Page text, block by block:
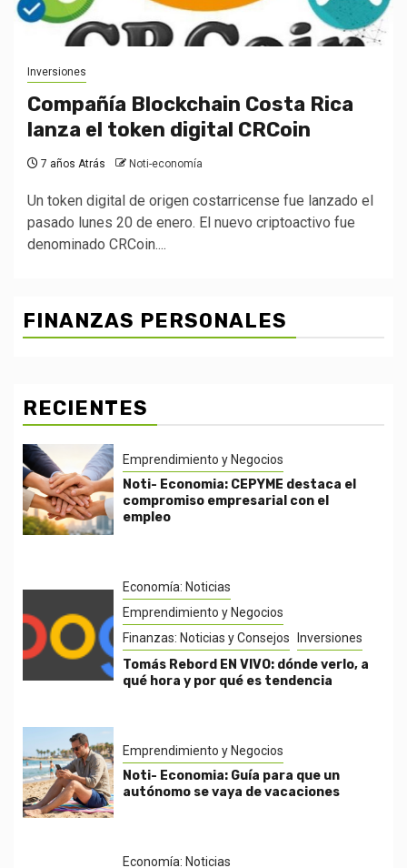
Inversiones
Compañía Blockchain Costa Rica
lanza el token digital CRCoin
7 años Atrás Noti-economía
Un token digital de origen costarricense fue lanzado el
pasado lunes 20 de enero. El nuevo criptoactivo fue
denominado CRCoin....
FINANZAS PERSONALES
RECIENTES
Emprendimiento y Negocios
Noti- Economia: CEPYME destaca el
compromiso empresarial con el
empleo
Economía: Noticias
Emprendimiento y Negocios
Finanzas: Noticias y Consejos
Inversiones
Tomás Rebord EN VIVO: dónde verlo, a
qué hora y por qué es tendencia
Emprendimiento y Negocios
Noti- Economia: Guía para que un
autónomo se vaya de vacaciones
Economía: Noticias